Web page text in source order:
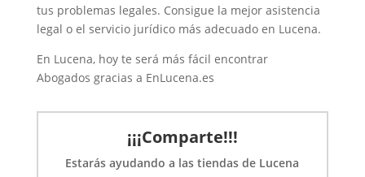
tus problemas legales. Consigue la mejor asistencia
legal o el servicio jurídico más adecuado en Lucena.
En Lucena, hoy te será más fácil encontrar
Abogados gracias a EnLucena.es
¡¡¡Comparte!!!
Estarás ayudando a las tiendas de Lucena